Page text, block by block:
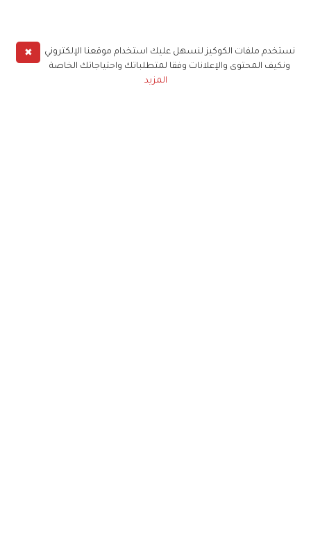
✖
نستخدم ملفات الكوكيز لنسهل عليك استخدام موقعنا الإلكتروني
ونكيف المحتوى والإعلانات وفقا لمتطلباتك واحتياجاتك الخاصة
المزيد